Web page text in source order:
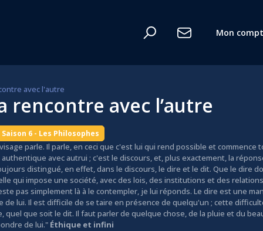
Mon
avec l'autre
rencontre avec l’autre
Saison 6 - Les Philosophes
parle. Il parle, en ceci que c'est lui qui rend possible et commence
avec autrui ; c'est le discours, et, plus exactement, la
distingué, en effet, dans le discours, le dire et le dit. Que le dire
qui impose une société, avec des lois, des institutions et des
pas simplement là à le contempler, je lui réponds. Le dire est une
de lui. Il est difficile de se taire en présence de quelqu'un ; cette
que soit le dit. Il faut parler de quelque chose, de la pluie et du
de lui." Éthique et infini